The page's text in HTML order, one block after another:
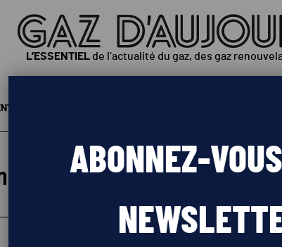
L’ESSENTIEL de l’actualité du gaz, des gaz
des importations de
ABONNEZ-